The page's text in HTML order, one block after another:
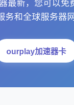
最新，您可以免
务和全球服务器网
ourplay加速器卡